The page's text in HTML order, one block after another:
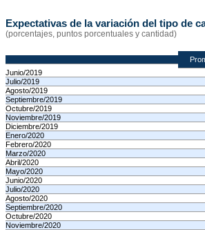
Expectativas de la variación del tipo de
(porcentajes, puntos porcentuales y cantidad)
Junio/2019
Julio/2019
Agosto/2019
Septiembre/2019
Octubre/2019
Noviembre/2019
Diciembre/2019
Enero/2020
Febrero/2020
Marzo/2020
Abril/2020
Mayo/2020
Junio/2020
Julio/2020
Agosto/2020
Septiembre/2020
Octubre/2020
Noviembre/2020